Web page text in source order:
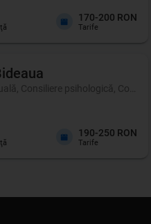
170-200 RON
Tarife
Consiliere psihologică,
190-250 RON
Tarife